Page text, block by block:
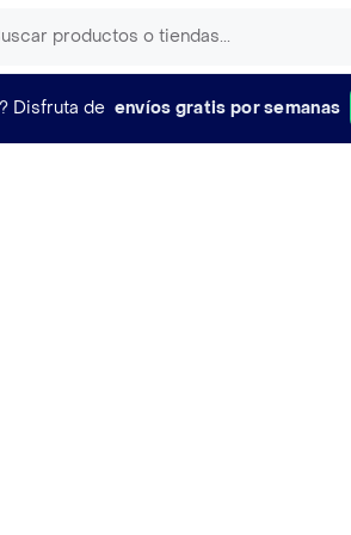
Disfruta de envíos gratis por semanas